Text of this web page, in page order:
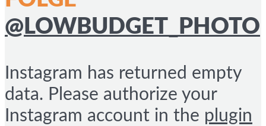
@LOWBUDGET_PHOTO
Instagram has returned empty
data. Please authorize your
Instagram account in the plugin